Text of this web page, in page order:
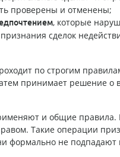
проверены и отменены;
, которые
признания сделок
по строгим
принимает решение
и общие
Такие операции
формально не подпадают